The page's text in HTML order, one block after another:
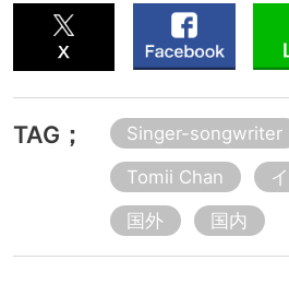
TAG； Singer-songwriter
Tomii Chan
国外
国内